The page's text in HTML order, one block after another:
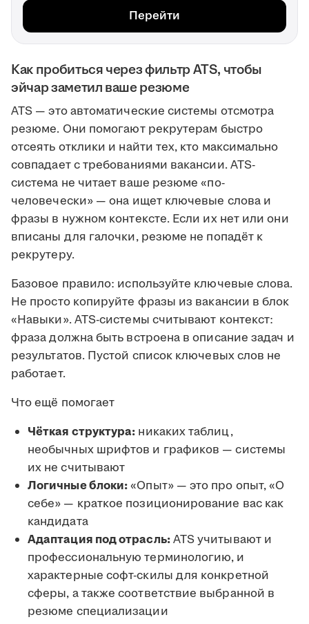
Перейти
Как пробиться через фильтр ATS, чтобы
эйчар заметил ваше резюме
ATS — это автоматические системы отсмотра
резюме. Они помогают рекрутерам быстро
отсеять отклики и найти тех, кто максимально
совпадает с требованиями вакансии. ATS-
система не читает ваше резюме «по-
человечески» — она ищет ключевые слова и
фразы в нужном контексте. Если их нет или они
вписаны для галочки, резюме не попадёт к
рекрутеру.
Базовое правило: используйте ключевые слова.
Не просто копируйте фразы из вакансии в блок
«Навыки». ATS-системы считывают контекст:
фраза должна быть встроена в описание задач и
результатов. Пустой список ключевых слов не
работает.
Что ещё помогает
Чёткая структура: никаких таблиц,
необычных шрифтов и графиков — системы
их не считывают
Логичные блоки:«Опыт» — это про опыт, «О
себе» — краткое позиционирование вас как
кандидата
Адаптация под отрасль:ATS учитывают и
профессиональную терминологию, и
характерные софт-скилы для конкретной
сферы, а также соответствие выбранной в
резюме специализации